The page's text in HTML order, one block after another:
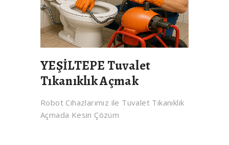
YEŞİLTEPE Tuvalet
Tıkanıklık Açmak
Robot Cihazlarımız ile Tuvalet Tıkanıklık
Açmada Kesin Çözüm